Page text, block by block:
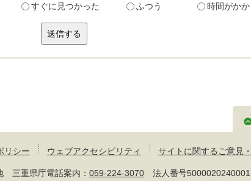
すぐに見つかった ふつう 時間がかか
リシー ウェブアクセシビリティ サイトに関するご意見
三重県庁電話案内： 059-224-3070 法人番号5000020240001